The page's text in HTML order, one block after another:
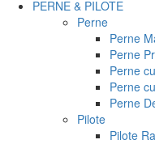
PERNE & PILOTE
Perne
Perne
Perne
Perne
Perne
Perne
Pilote
Pilote